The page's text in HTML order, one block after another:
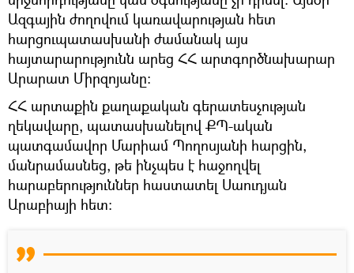
Ազգային ժողովում կառավարության հետ
հարցուպատասխանի ժամանակ այս
հայտարարությունն արեց ՀՀ արտգործնախարար
Արարատ Միրզոյանը։
ՀՀ արտաքին քաղաքական գերատեսչության
ղեկավարը, պատասխանելով ՔՊ-ական
պատգամավոր Մարիամ Պողոսյանի հարցին,
մանրամասնեց, թե ինչպես է հաջողվել
հարաբերություններ հաստատել Սաուդյան
Արաբիայի հետ։